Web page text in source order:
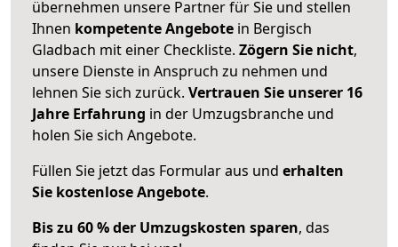
übernehmen unsere Partner für Sie und stellen
Ihnen kompetente Angebote in Bergisch
Gladbach mit einer Checkliste. Zögern Sie nicht,
unsere Dienste in Anspruch zu nehmen und
lehnen Sie sich zurück. Vertrauen Sie unserer 16
Jahre Erfahrung in der Umzugsbranche und
holen Sie sich Angebote.
Füllen Sie jetzt das Formular aus und erhalten
Sie kostenlose Angebote.
Bis zu 60 % der Umzugskosten sparen, das